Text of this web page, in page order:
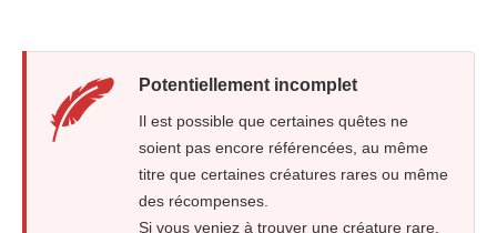
Potentiellement incomplet
Il est possible que certaines quêtes ne
soient pas encore référencées, au même
titre que certaines créatures rares ou même
des récompenses.
Si vous veniez à trouver une créature rare,